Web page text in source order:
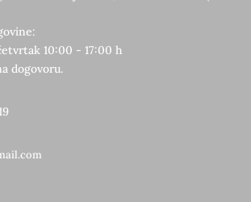
10:00 - 17:00 h
dogovoru.